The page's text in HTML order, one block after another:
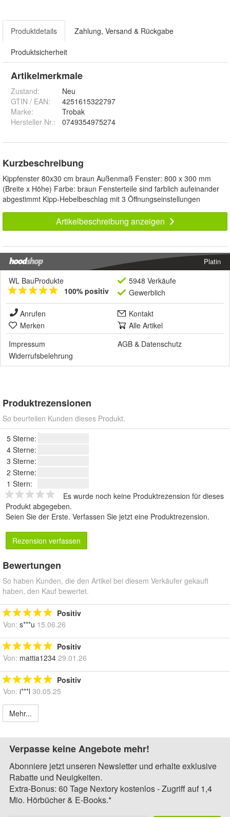
Produktdetails Zahlung, Versand & Rückgabe
Produktsicherheit
Artikelmerkmale
Zustand:
Neu
GTIN / EAN:
4251615322797
Marke:
Trobak
Hersteller Nr.:
0749354975274
Kurzbeschreibung
Kippfenster 80x30 cm braun Außenmaß Fenster: 800 x 300 mm
(Breite x Höhe) Farbe: braun Fensterteile sind farblich aufeinander
abgestimmt Kipp-Hebelbeschlag mit 3 Öffnungseinstellungen
Artikelbeschreibung anzeigen
Platin
WL BauProdukte
100% positiv
5948 Verkäufe
Gewerblich
Anrufen
Kontakt
Merken
Alle Artikel
Impressum
AGB & Datenschutz
Widerrufsbelehrung
Produktrezensionen
So beurteilen Kunden dieses Produkt.
5 Sterne:
4 Sterne:
3 Sterne:
2 Sterne:
1 Stern:
Es wurde noch keine Produktrezension für dieses
Produkt abgegeben.
Seien Sie der Erste. Verfassen Sie jetzt eine Produktrezension.
Rezension verfassen
Bewertungen
So haben Kunden, die den Artikel bei diesem Verkäufer gekauft
haben, den Kauf bewertet.
Positiv
Von: s***u 15.06.26
Positiv
Von: mattia1234 29.01.26
Positiv
Von: i***l 30.05.25
Mehr...
Verpasse keine Angebote mehr!
Abonniere jetzt unseren Newsletter und erhalte exklusive
Rabatte und Neuigkeiten.
Extra-Bonus: 60 Tage Nextory kostenlos - Zugriff auf 1,4
Mio. Hörbücher & E-Books.*